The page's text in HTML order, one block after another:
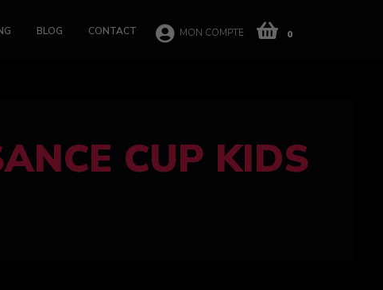
BLOG CONTACT MON COMPTE 0
CUP 100%